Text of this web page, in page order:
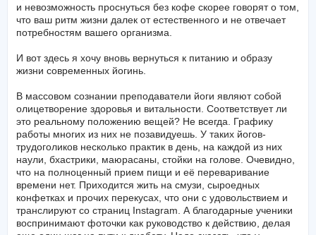
и невозможность проснуться без кофе скорее говорят о том,
что ваш ритм жизни далек от естественного и не отвечает
потребностям вашего организма.
И вот здесь я хочу вновь вернуться к питанию и образу
жизни современных йогинь.
В массовом сознании преподаватели йоги являют собой
олицетворение здоровья и витальности. Соответствует ли
это реальному положению вещей? Не всегда. Графику
работы многих из них не позавидуешь. У таких йогов-
трудоголиков несколько практик в день, на каждой из них
наули, бхастрики, маюрасаны, стойки на голове. Очевидно,
что на полноценный прием пищи и её переваривание
времени нет. Приходится жить на смузи, сыроедных
конфетках и прочих перекусах, что они с удовольствием и
транслируют со страниц Instagram. А благодарные ученики
воспринимают фоточки как руководство к действию, делая